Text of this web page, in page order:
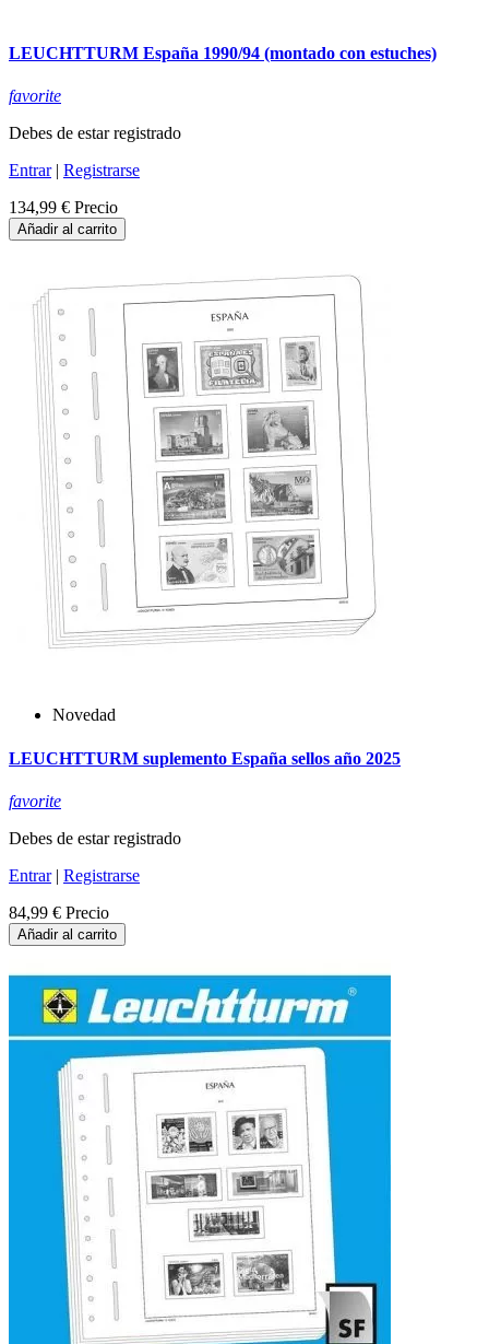
LEUCHTTURM España 1990/94 (montado con estuches)
favorite
Debes de estar registrado
Entrar| Registrarse
134,99 € Precio
Añadir al carrito
Novedad
LEUCHTTURM suplemento España sellos año 2025
favorite
Debes de estar registrado
Entrar| Registrarse
84,99 € Precio
Añadir al carrito